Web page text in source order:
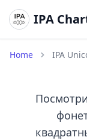
IPA
Home IPA